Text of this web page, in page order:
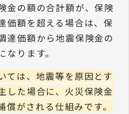
金の額の合計額が、保険
価額を超える場合は、保
達価額から地震保険金の
ります。
ては、地震等を原因とす
した場合に、火災保険金
がされる仕組みです。